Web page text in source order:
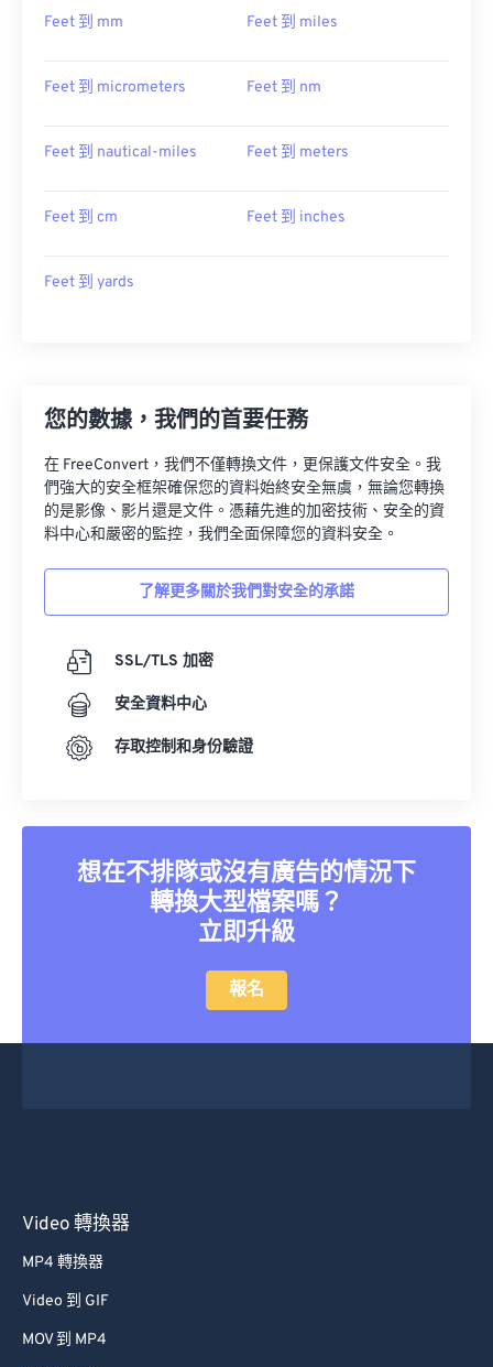
Feet 到 mm Feet 到 miles
Feet 到 micrometers Feet 到 nm
Feet 到 nautical-miles Feet 到 meters
Feet 到 cm Feet 到 inches
Feet 到 yards
您的數據，我們的首要任務
在 FreeConvert，我們不僅轉換文件，更保護文件安全。我
們強大的安全框架確保您的資料始終安全無虞，無論您轉換
的是影像、影片還是文件。憑藉先進的加密技術、安全的資
料中心和嚴密的監控，我們全面保障您的資料安全。
了解更多關於我們對安全的承諾
SSL/TLS 加密
安全資料中心
存取控制和身份驗證
想在不排隊或沒有廣告的情況下
轉換大型檔案嗎？
立即升級
報名
Video 轉換器
MP4 轉換器
Video 到 GIF
MOV 到 MP4